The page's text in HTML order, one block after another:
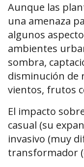
Aunque las
una amenaza
algunos
ambientes
sombra,
disminución de
vientos, frutos
El impacto
casual (su
invasivo (muy
transformador